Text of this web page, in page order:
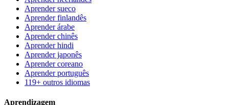
Aprender sueco
Aprender finlandês
Aprender árabe
Aprender chinês
Aprender hindi
Aprender japonês
Aprender coreano
Aprender português
119+ outros idiomas
Aprendizagem